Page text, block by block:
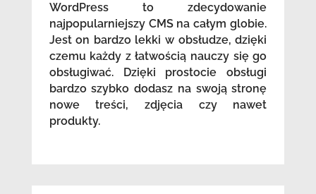
WordPress to zdecydowanie
najpopularniejszy CMS na całym globie.
Jest on bardzo lekki w obsłudze, dzięki
czemu każdy z łatwością nauczy się go
obsługiwać. Dzięki prostocie obsługi
bardzo szybko dodasz na swoją stronę
nowe treści, zdjęcia czy nawet
produkty.